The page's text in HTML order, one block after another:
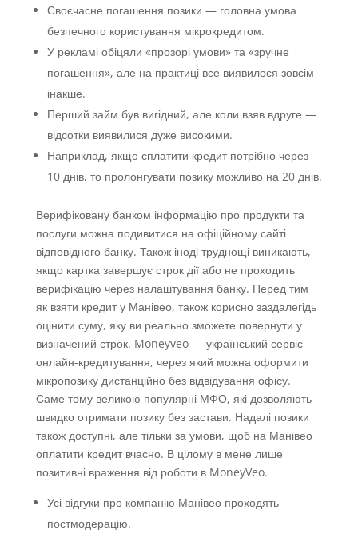
Своєчасне погашення позики — головна умова
безпечного користування мікрокредитом.
У рекламі обіцяли «прозорі умови» та «зручне
погашення», але на практиці все виявилося зовсім
інакше.
Перший займ був вигідний, але коли взяв вдруге —
відсотки виявилися дуже високими.
Наприклад, якщо сплатити кредит потрібно через
10 днів, то пролонгувати позику можливо на 20 днів.
Верифіковану банком інформацію про продукти та
послуги можна подивитися на офіційному сайті
відповідного банку. Також іноді труднощі виникають,
якщо картка завершує строк дії або не проходить
верифікацію через налаштування банку. Перед тим
як взяти кредит у Манівео, також корисно заздалегідь
оцінити суму, яку ви реально зможете повернути у
визначений строк. Moneyveo — український сервіс
онлайн-кредитування, через який можна оформити
мікропозику дистанційно без відвідування офісу.
Саме тому великою популярні МФО, які дозволяють
швидко отримати позику без застави. Надалі позики
також доступні, але тільки за умови, щоб на Манівео
оплатити кредит вчасно. В цілому в мене лише
позитивні враження від роботи в MoneyVeo.
Усі відгуки про компанію Манівео проходять
постмодерацію.